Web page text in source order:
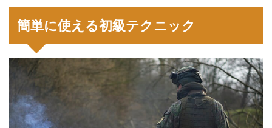
簡単に使える初級テクニック